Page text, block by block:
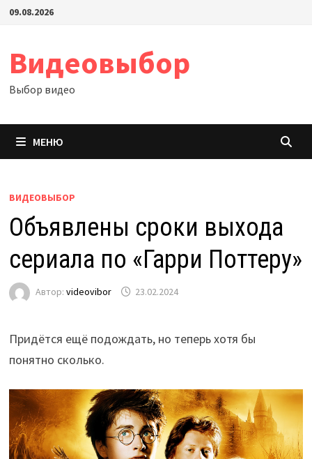
Перейти
09.08.2026
Видеовыбор
Выбор видео
МЕНЮ
ВИДЕОВЫБОР
Объявлены сроки выхода
сериала по «Гарри Поттеру»
Автор: videovibor 23.02.2024
Придётся ещё подождать, но теперь хотя бы
понятно сколько.